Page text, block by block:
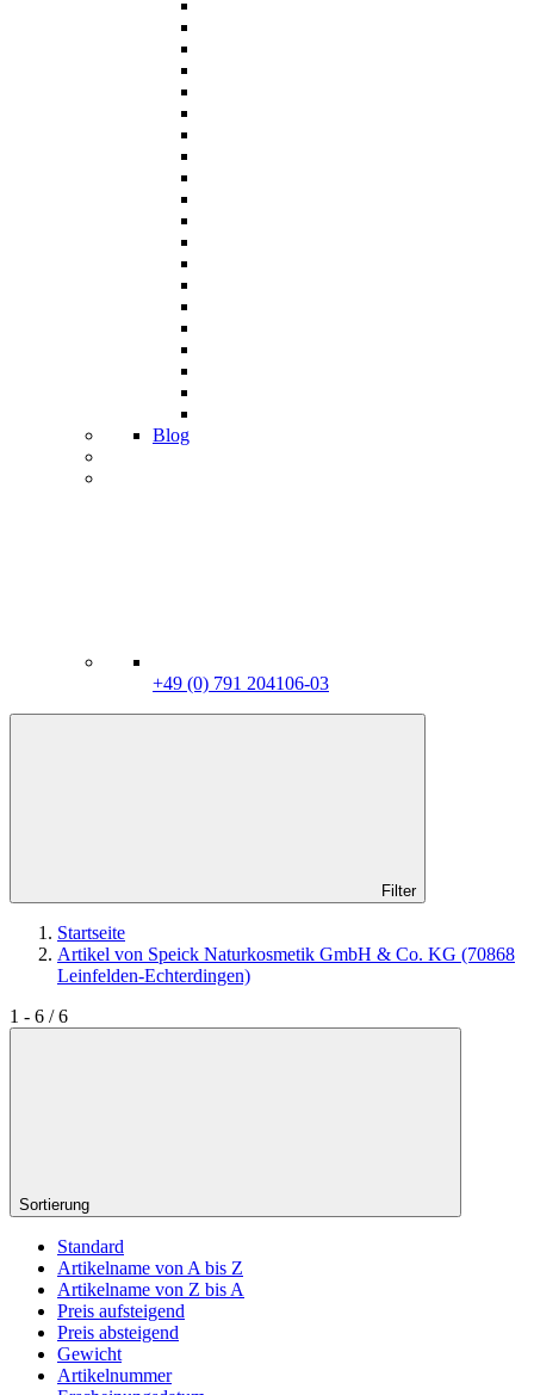
Blog
+49 (0) 791 204106-03
Filter
Startseite
Artikel von Speick Naturkosmetik GmbH & Co. KG (70868
Leinfelden-Echterdingen)
1 - 6 / 6
Sortierung
Standard
Artikelname von A bis Z
Artikelname von Z bis A
Preis aufsteigend
Preis absteigend
Gewicht
Artikelnummer